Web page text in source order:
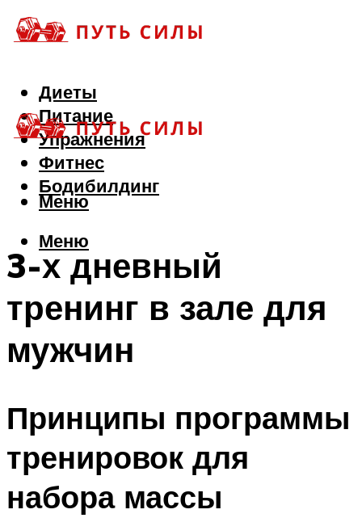
Диеты
Питание
Упражнения
Фитнес
Бодибилдинг
Меню
Меню
3-х дневный
тренинг в зале для
мужчин
Принципы программы
тренировок для
набора массы